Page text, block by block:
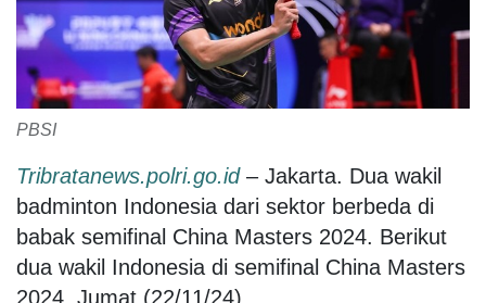
PBSI
Tribratanews.polri.go.id– Jakarta. Dua wakil
badminton Indonesia dari sektor berbeda di
babak semifinal China Masters 2024. Berikut
dua wakil Indonesia di semifinal China Masters
2024, Jumat (22/11/24).